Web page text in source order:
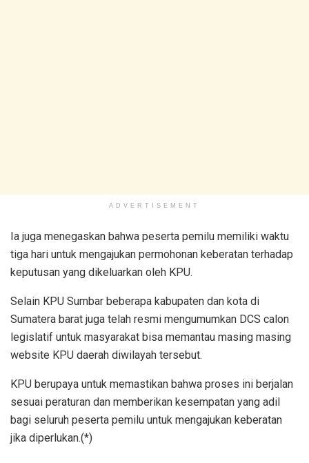
ADVERTISEMENT
Ia juga menegaskan bahwa peserta pemilu memiliki waktu
tiga hari untuk mengajukan permohonan keberatan terhadap
keputusan yang dikeluarkan oleh KPU.
Selain KPU Sumbar beberapa kabupaten dan kota di
Sumatera barat juga telah resmi mengumumkan DCS calon
legislatif untuk masyarakat bisa memantau masing masing
website KPU daerah diwilayah tersebut.
KPU berupaya untuk memastikan bahwa proses ini berjalan
sesuai peraturan dan memberikan kesempatan yang adil
bagi seluruh peserta pemilu untuk mengajukan keberatan
jika diperlukan.(*)